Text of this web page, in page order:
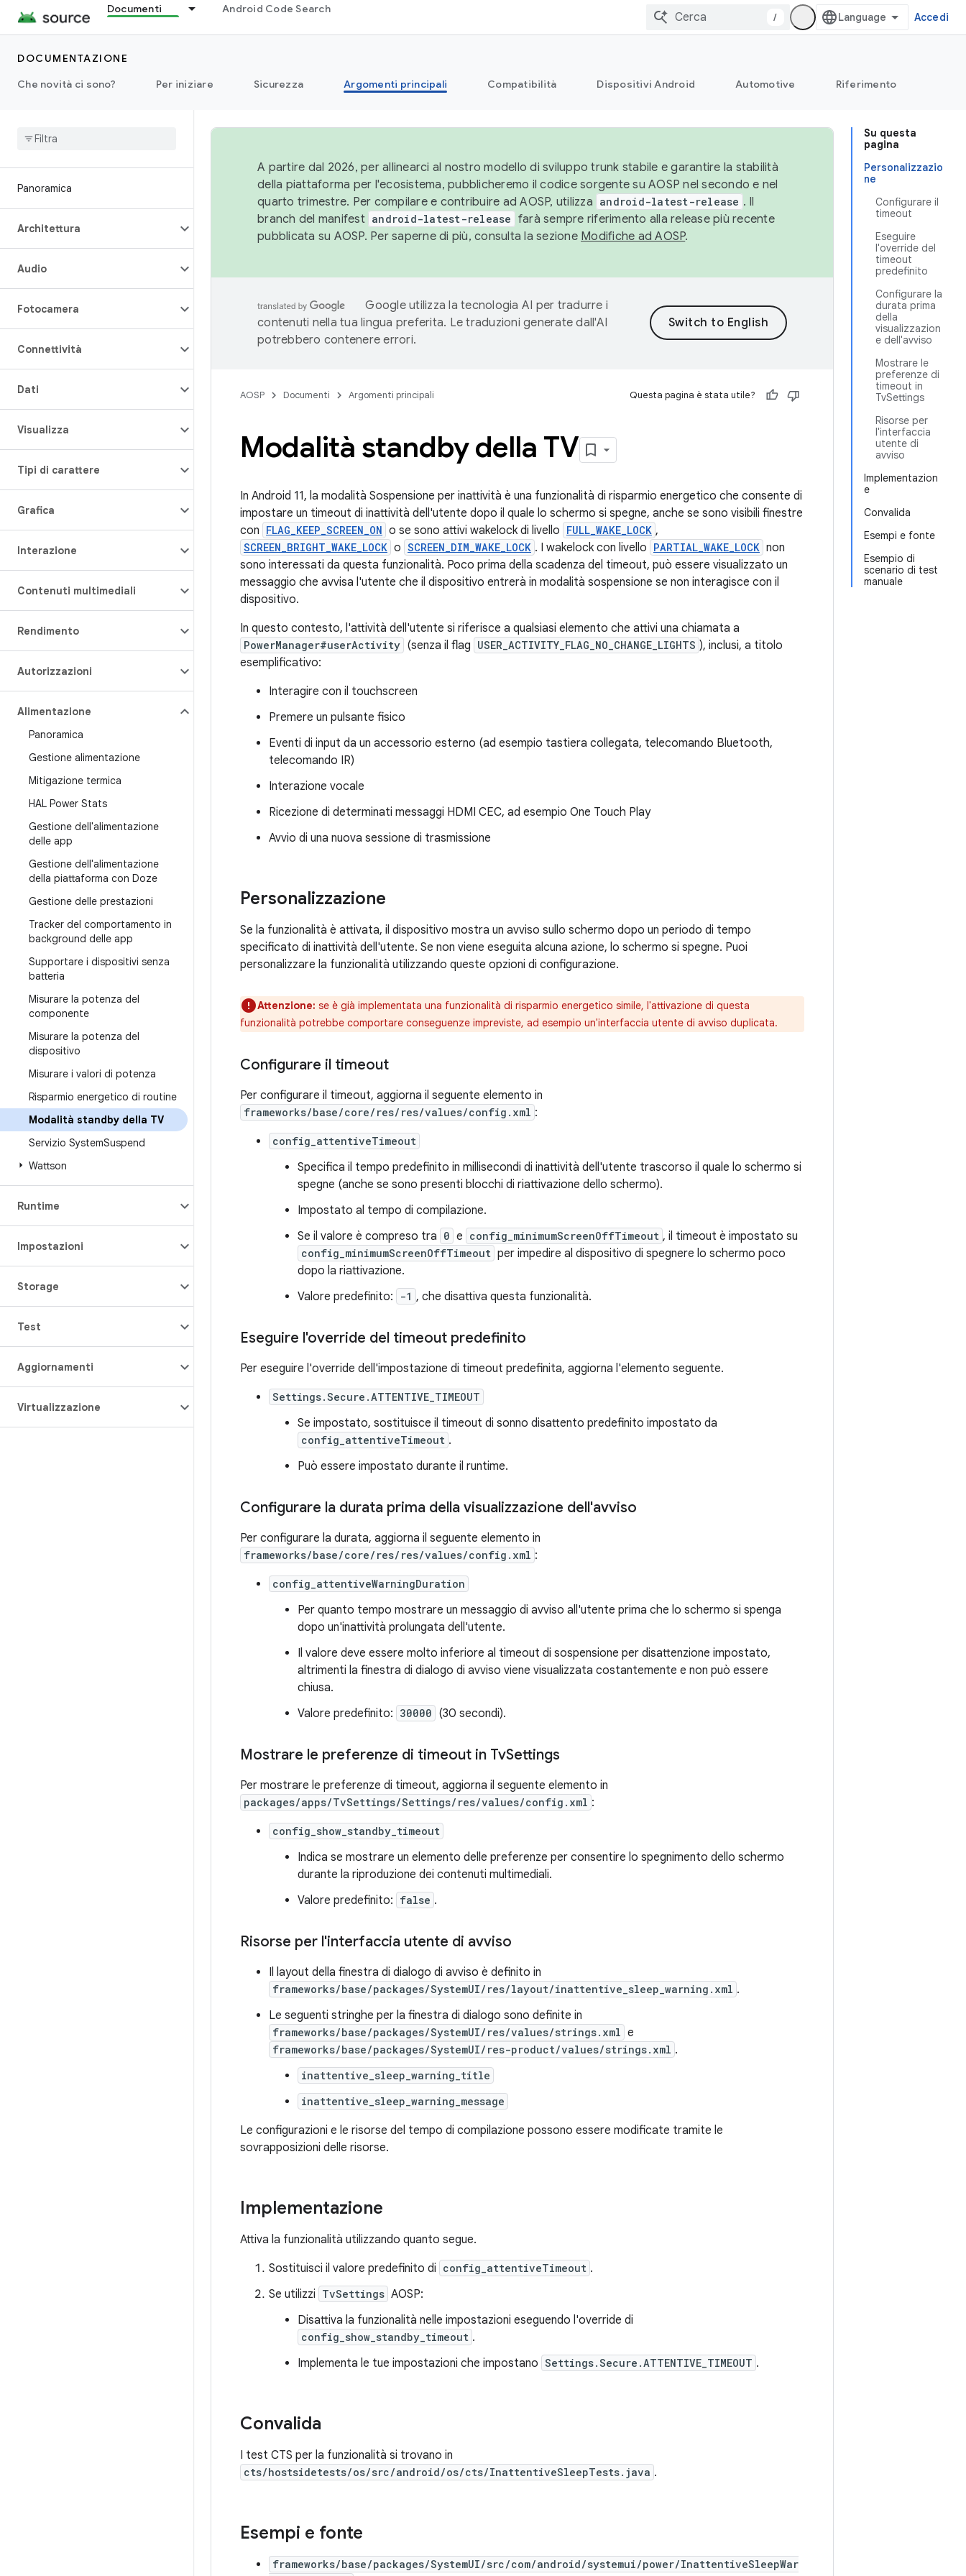
Documenti Android Code Search
/ Accedi
DOCUMENTAZIONE
Che novità ci sono?
Per iniziare Sicurezza Argomenti principali Compatibilità Dispositivi Android Automotive Riferimento
Panoramica
Architettura
Audio
Fotocamera
Connettività
Dati
Visualizza
Tipi di carattere
Grafica
Interazione
Contenuti multimediali
Rendimento
Autorizzazioni
Alimentazione
Panoramica
Gestione alimentazione
Mitigazione termica
HAL Power Stats
Gestione dell'alimentazione
delle app
Gestione dell'alimentazione
della piattaforma con Doze
Gestione delle prestazioni
Tracker del comportamento in
background delle app
Supportare i dispositivi senza
batteria
Misurare la potenza del
componente
Misurare la potenza del
dispositivo
Misurare i valori di potenza
Risparmio energetico di routine
Modalità standby della TV
Servizio SystemSuspend
Wattson
Runtime
Impostazioni
Storage
Test
Aggiornamenti
Virtualizzazione
Su questa
pagina
Personalizzazio
ne
Configurare il
timeout
Eseguire
l'override del
timeout
predefinito
Configurare la
durata prima
della
visualizzazion
e dell'avviso
Mostrare le
preferenze di
timeout in
TvSettings
Risorse per
l'interfaccia
utente di
avviso
Implementazion
e
Convalida
Esempi e fonte
Esempio di
scenario di test
manuale
A partire dal 2026, per allinearci al nostro modello di sviluppo trunk stabile e garantire la stabilità
della piattaforma per l'ecosistema, pubblicheremo il codice sorgente su AOSP nel secondo e nel
quarto trimestre. Per compilare e contribuire ad AOSP, utilizza android-latest-release . Il
branch del manifest android-latest-release farà sempre riferimento alla release più recente
pubblicata su AOSP. Per saperne di più, consulta la sezione Modifiche ad AOSP.
Google utilizza la tecnologia AI per tradurre i
contenuti nella tua lingua preferita. Le traduzioni generate dall'AI
potrebbero contenere errori.
AOSP Documenti Argomenti principali Questa pagina è stata utile?
Modalità standby della TV
In Android 11, la modalità Sospensione per inattività è una funzionalità di risparmio energetico che consente di
impostare un timeout di inattività dell'utente dopo il quale lo schermo si spegne, anche se sono visibili finestre
con FLAG_KEEP_SCREEN_ON o se sono attivi wakelock di livello FULL_WAKE_LOCK ,
SCREEN_BRIGHT_WAKE_LOCK o SCREEN_DIM_WAKE_LOCK . I wakelock con livello PARTIAL_WAKE_LOCK non
sono interessati da questa funzionalità. Poco prima della scadenza del timeout, può essere visualizzato un
messaggio che avvisa l'utente che il dispositivo entrerà in modalità sospensione se non interagisce con il
dispositivo.
In questo contesto, l'attività dell'utente si riferisce a qualsiasi elemento che attivi una chiamata a
PowerManager#userActivity (senza il flag USER_ACTIVITY_FLAG_NO_CHANGE_LIGHTS ), inclusi, a titolo
esemplificativo:
Interagire con il touchscreen
Premere un pulsante fisico
Eventi di input da un accessorio esterno (ad esempio tastiera collegata, telecomando Bluetooth,
telecomando IR)
Interazione vocale
Ricezione di determinati messaggi HDMI CEC, ad esempio One Touch Play
Avvio di una nuova sessione di trasmissione
Personalizzazione
Se la funzionalità è attivata, il dispositivo mostra un avviso sullo schermo dopo un periodo di tempo
specificato di inattività dell'utente. Se non viene eseguita alcuna azione, lo schermo si spegne. Puoi
personalizzare la funzionalità utilizzando queste opzioni di configurazione.
Attenzione: se è già implementata una funzionalità di risparmio energetico simile, l'attivazione di questa
funzionalità potrebbe comportare conseguenze impreviste, ad esempio un'interfaccia utente di avviso duplicata.
Configurare il timeout
Per configurare il timeout, aggiorna il seguente elemento in
frameworks/base/core/res/res/values/config.xml :
config_attentiveTimeout
Specifica il tempo predefinito in millisecondi di inattività dell'utente trascorso il quale lo schermo si
spegne (anche se sono presenti blocchi di riattivazione dello schermo).
Impostato al tempo di compilazione.
Se il valore è compreso tra 0 e config_minimumScreenOffTimeout , il timeout è impostato su
config_minimumScreenOffTimeout per impedire al dispositivo di spegnere lo schermo poco
dopo la riattivazione.
Valore predefinito:
-1 , che disattiva questa funzionalità.
Eseguire l'override del timeout predefinito
Per eseguire l'override dell'impostazione di timeout predefinita, aggiorna l'elemento seguente.
Settings.Secure.ATTENTIVE_TIMEOUT
Se impostato, sostituisce il timeout di sonno disattento predefinito impostato da
config_attentiveTimeout .
Può essere impostato durante il runtime.
Configurare la durata prima della visualizzazione dell'avviso
Per configurare la durata, aggiorna il seguente elemento in
frameworks/base/core/res/res/values/config.xml :
config_attentiveWarningDuration
Per quanto tempo mostrare un messaggio di avviso all'utente prima che lo schermo si spenga
dopo un'inattività prolungata dell'utente.
Il valore deve essere molto inferiore al timeout di sospensione per disattenzione impostato,
altrimenti la finestra di dialogo di avviso viene visualizzata costantemente e non può essere
chiusa.
Valore predefinito: 30000 (30 secondi).
Mostrare le preferenze di timeout in TvSettings
Per mostrare le preferenze di timeout, aggiorna il seguente elemento in
packages/apps/TvSettings/Settings/res/values/config.xml :
config_show_standby_timeout
Indica se mostrare un elemento delle preferenze per consentire lo spegnimento dello schermo
durante la riproduzione dei contenuti multimediali.
Valore predefinito: false .
Risorse per l'interfaccia utente di avviso
Il layout della finestra di dialogo di avviso è definito in
frameworks/base/packages/SystemUI/res/layout/inattentive_sleep_warning.xml .
Le seguenti stringhe per la finestra di dialogo sono definite in
frameworks/base/packages/SystemUI/res/values/strings.xml e
frameworks/base/packages/SystemUI/res-product/values/strings.xml .
inattentive_sleep_warning_title
inattentive_sleep_warning_message
Le configurazioni e le risorse del tempo di compilazione possono essere modificate tramite le
sovrapposizioni delle risorse.
Implementazione
Attiva la funzionalità utilizzando quanto segue.
Sostituisci il valore predefinito di config_attentiveTimeout .
Se utilizzi TvSettings AOSP:
Disattiva la funzionalità nelle impostazioni eseguendo l'override di
config_show_standby_timeout .
Implementa le tue impostazioni che impostano Settings.Secure.ATTENTIVE_TIMEOUT .
Convalida
I test CTS per la funzionalità si trovano in
cts/hostsidetests/os/src/android/os/cts/InattentiveSleepTests.java .
Esempi e fonte
frameworks/base/packages/SystemUI/src/com/android/systemui/power/InattentiveSleepWar